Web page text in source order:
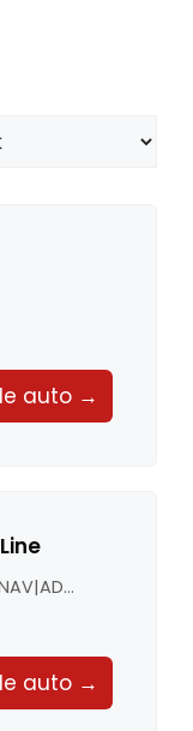
auto →
auto →